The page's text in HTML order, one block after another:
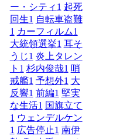
ー・シティ 1 起死
回生1 自転車盗難
1 カーフィルム1
大統領選挙1 耳そ
うじ1 炎上タレン
ト 1 杉内俊哉1 哨
戒艦1 予想外1 大
反響1 前編1 堅実
な生活1 国旗立て
1 ウェンデルケン
1 広告停止1 南伊